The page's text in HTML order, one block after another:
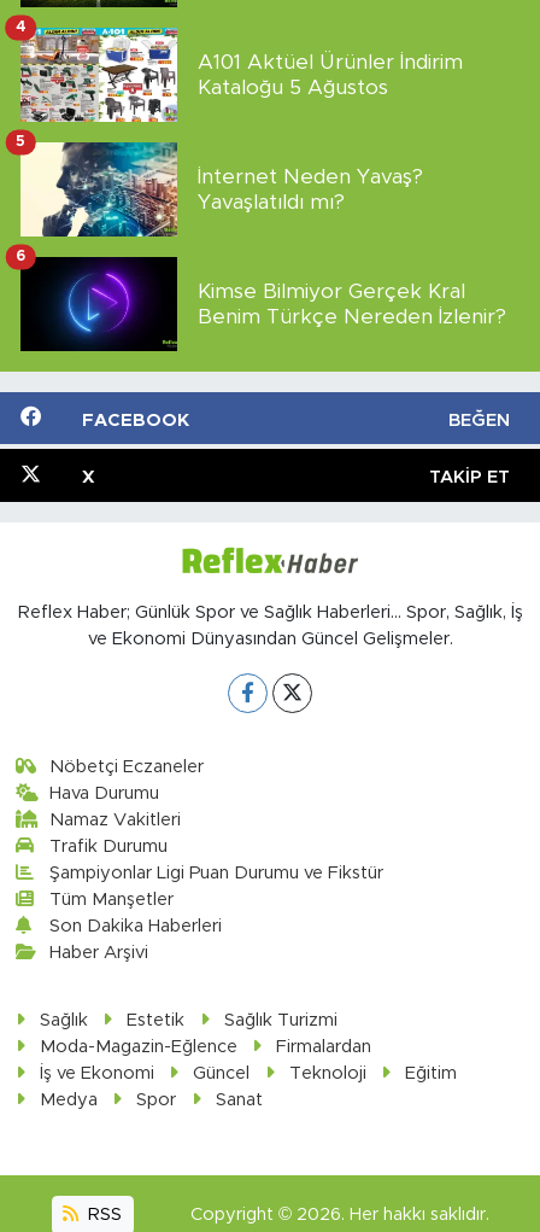
A101 Aktüel Ürünler İndirim
Kataloğu 5 Ağustos
4
İnternet Neden Yavaş?
Yavaşlatıldı mı?
5
Kimse Bilmiyor Gerçek Kral
Benim Türkçe Nereden İzlenir?
6
FACEBOOK BEĞEN
X TAKIP ET
Reflex Haber; Günlük Spor ve Sağlık Haberleri... Spor, Sağlık, İş
ve Ekonomi Dünyasından Güncel Gelişmeler.
Nöbetçi Eczaneler
Hava Durumu
Namaz Vakitleri
Trafik Durumu
Şampiyonlar Ligi Puan Durumu ve Fikstür
Tüm Manşetler
Son Dakika Haberleri
Haber Arşivi
Sağlık Estetik
Sağlık Turizmi
Moda-Magazin-Eğlence
Firmalardan
İş ve Ekonomi
Güncel Teknoloji
Eğitim
Medya
Spor Sanat
RSS Copyright © 2026. Her hakkı saklıdır.